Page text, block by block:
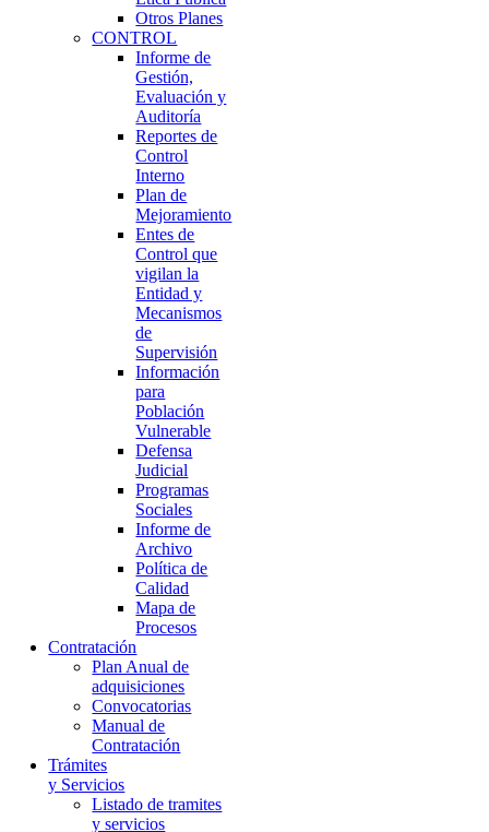
Otros Planes
CONTROL
Informe de
Gestión,
Evaluación y
Auditoría
Reportes de
Control
Interno
Plan de
Mejoramiento
Entes de
Control que
vigilan la
Entidad y
Mecanismos
de
Supervisión
Información
para
Población
Vulnerable
Defensa
Judicial
Programas
Sociales
Informe de
Archivo
Política de
Calidad
Mapa de
Procesos
Contratación
Plan Anual de
adquisiciones
Convocatorias
Manual de
Contratación
Trámites
y Servicios
Listado de tramites
y servicios